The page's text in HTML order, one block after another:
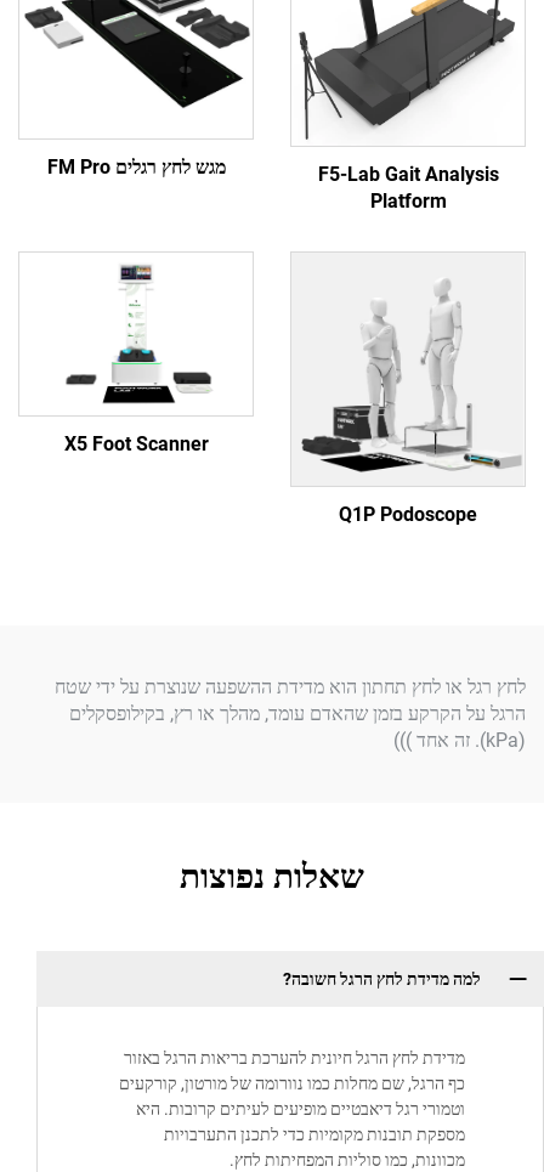
F5-Lab Gait
מגש לחץ רגלים FM Pro
Q1P
X5 Foot Scanner
לחץ תחתון הוא מדידת ההשפעה שנוצרת על ידי שטח
בזמן שהאדם עומד, מהלך או רץ, בקילופסקלים
שאלות נפוצות
מדידת לחץ הרגל חשובה?
לחץ הרגל חיונית להערכת בריאות הרגל באזור
הרגל, שם מחלות כמו נוורומה של מורטון, קורקעים
רגל דיאבטיים מופיעים לעיתים קרובות. היא
תובנות מקומיות כדי לתכנן התערבויות
כמו סוליות המפחיתות לחץ.